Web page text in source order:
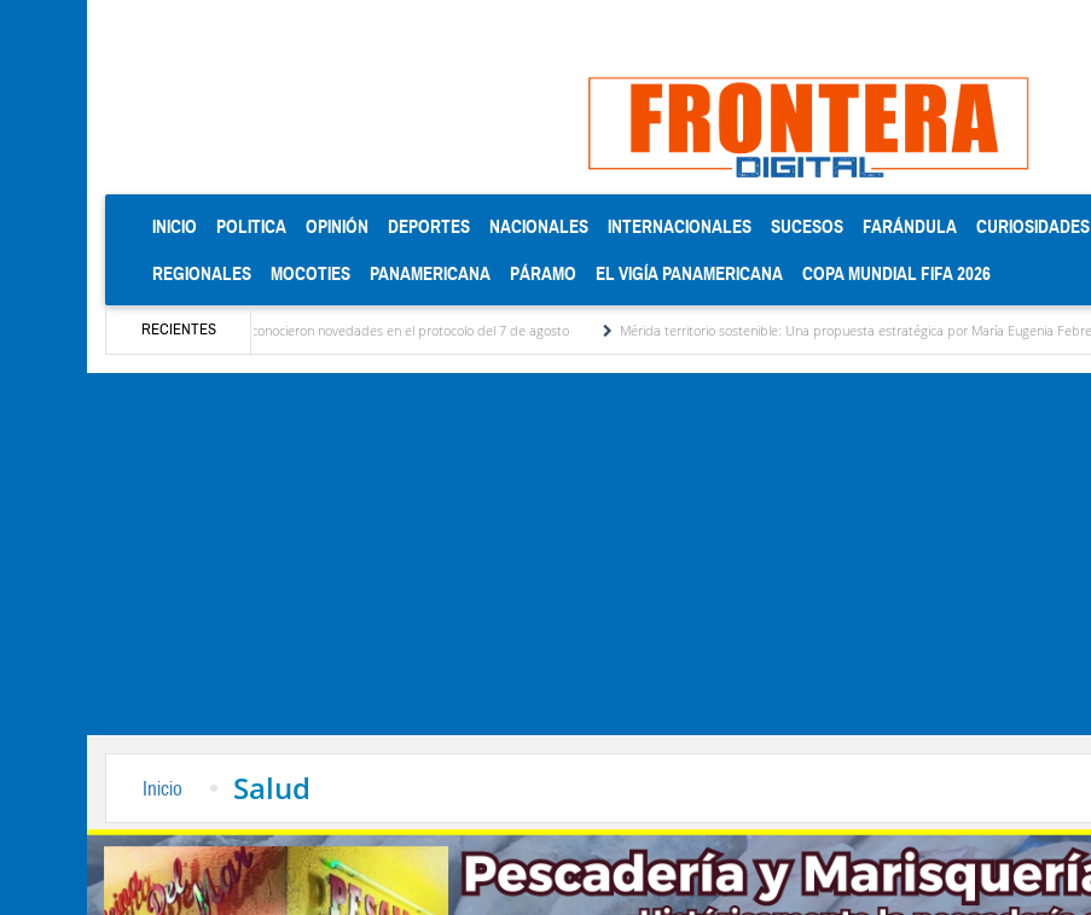
INICIO (CURRENT)
POLITICA OPINIÓN DEPORTES NACIONALES INTERNACIONALES SUCESOS FARÁNDULA CURIOSIDADES
REGIONALES MOCOTIES PANAMERICANA PÁRAMO EL VIGÍA PANAMERICANA COPA MUNDIAL FIFA 2026
RECIENTES
las delegaciones y se conocieron novedades en el protocolo del 7 de agosto Mérida territorio sostenible: Una propuesta estratégica por María Eugenia Febres Cordero R.
Inicio Salud